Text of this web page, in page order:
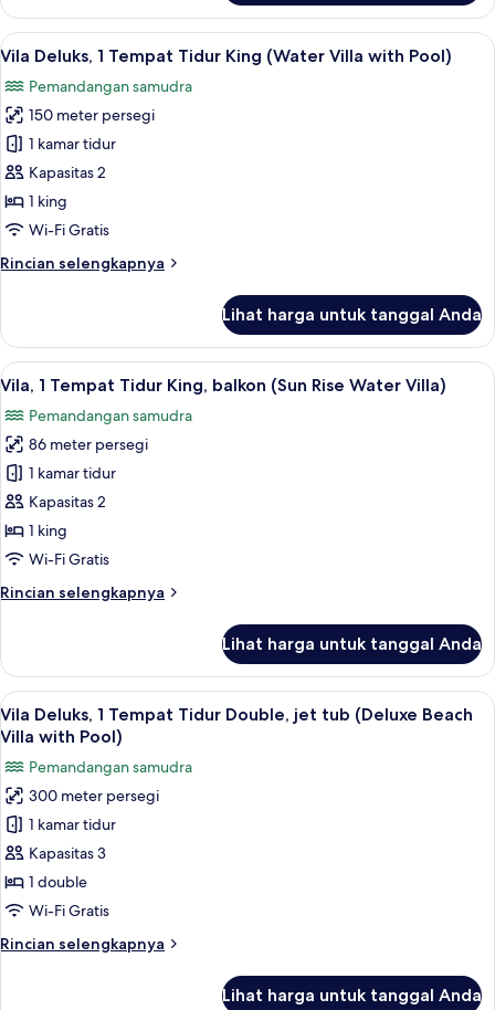
(Water
Villa
Pool)
Vila
Grand,
1
Tidur
King,
jet
tub
(Water
Villa
Pool)
Lihat
semua
foto
untuk
Vila
Deluks,
1
Tempat
King
with
Pool)
Vila Deluks, 1 Tempat Tidur King
8
Vila Deluks, 1 Tempat Tidur King (Water Villa with Pool)
Pemandangan samudra
150 meter persegi
1 kamar tidur
Kapasitas 2
1 king
Wi-Fi Gratis
Rincian selengkapnya
Rincian
Vila
Deluks,
1
Tidur
King
(Water
Villa
with
Pool)
Lihat harga untuk tanggal Anda
Lihat
semua
foto
untuk
Vila,
1
Tempat
Tidur
balkon
Water
Villa)
Vila, 1 Tempat Tidur King, balkon
4
Vila, 1 Tempat Tidur King, balkon (Sun Rise Water Villa)
Pemandangan samudra
86 meter persegi
1 kamar tidur
Kapasitas 2
1 king
Wi-Fi Gratis
Rincian selengkapnya
Rincian
Vila,
Tempat
Tidur
balkon
(Sun
Rise
Water
Villa)
Lihat harga untuk tanggal Anda
Lihat
semua
untuk
Vila
Deluks,
1
Tempat
Tidur
jet
11
Vila Deluks, 1 Tempat Tidur Double, jet tub (Deluxe Beach
Villa with Pool)
Pemandangan samudra
300 meter persegi
1 kamar tidur
Kapasitas 3
1 double
Wi-Fi Gratis
Rincian selengkapnya
Rincian
Lihat harga untuk tanggal Anda